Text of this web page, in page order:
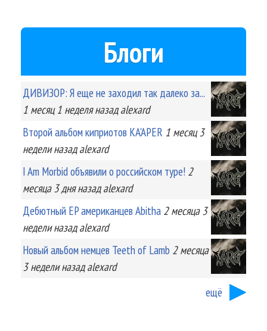
Блоги
ДИВИЗОР: Я еще не заходил так далеко за...
1 месяц 1 неделяназад alexard
Второй альбом киприотов KA'APER 1 месяц 3
неделиназад alexard
I Am Morbid объявили о российском туре! 2
месяца 3 дняназад alexard
Дебютный EP американцев Abitha 2 месяца 3
неделиназад alexard
Новый альбом немцев Teeth of Lamb 2 месяца
3 неделиназад alexard
ещё